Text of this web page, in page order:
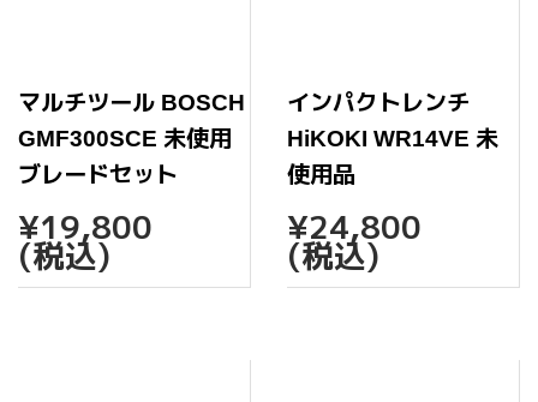
マルチツール BOSCH
GMF300SCE 未使用
ブレードセット
通
常
価
格
¥19,800 ¥19,800
(税込)
インパクトレンチ
HiKOKI WR14VE 未
使用品
通
常
価
格
¥24,800
(税込)